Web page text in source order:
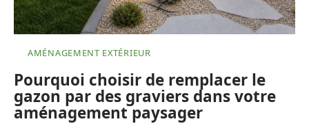
AMÉNAGEMENT EXTÉRIEUR
Pourquoi choisir de remplacer le
gazon par des graviers dans votre
aménagement paysager